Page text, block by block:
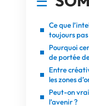
Ce que
toujours
Pourquoi
de portée
Entre
les zones
Peut-on
l’avenir ?